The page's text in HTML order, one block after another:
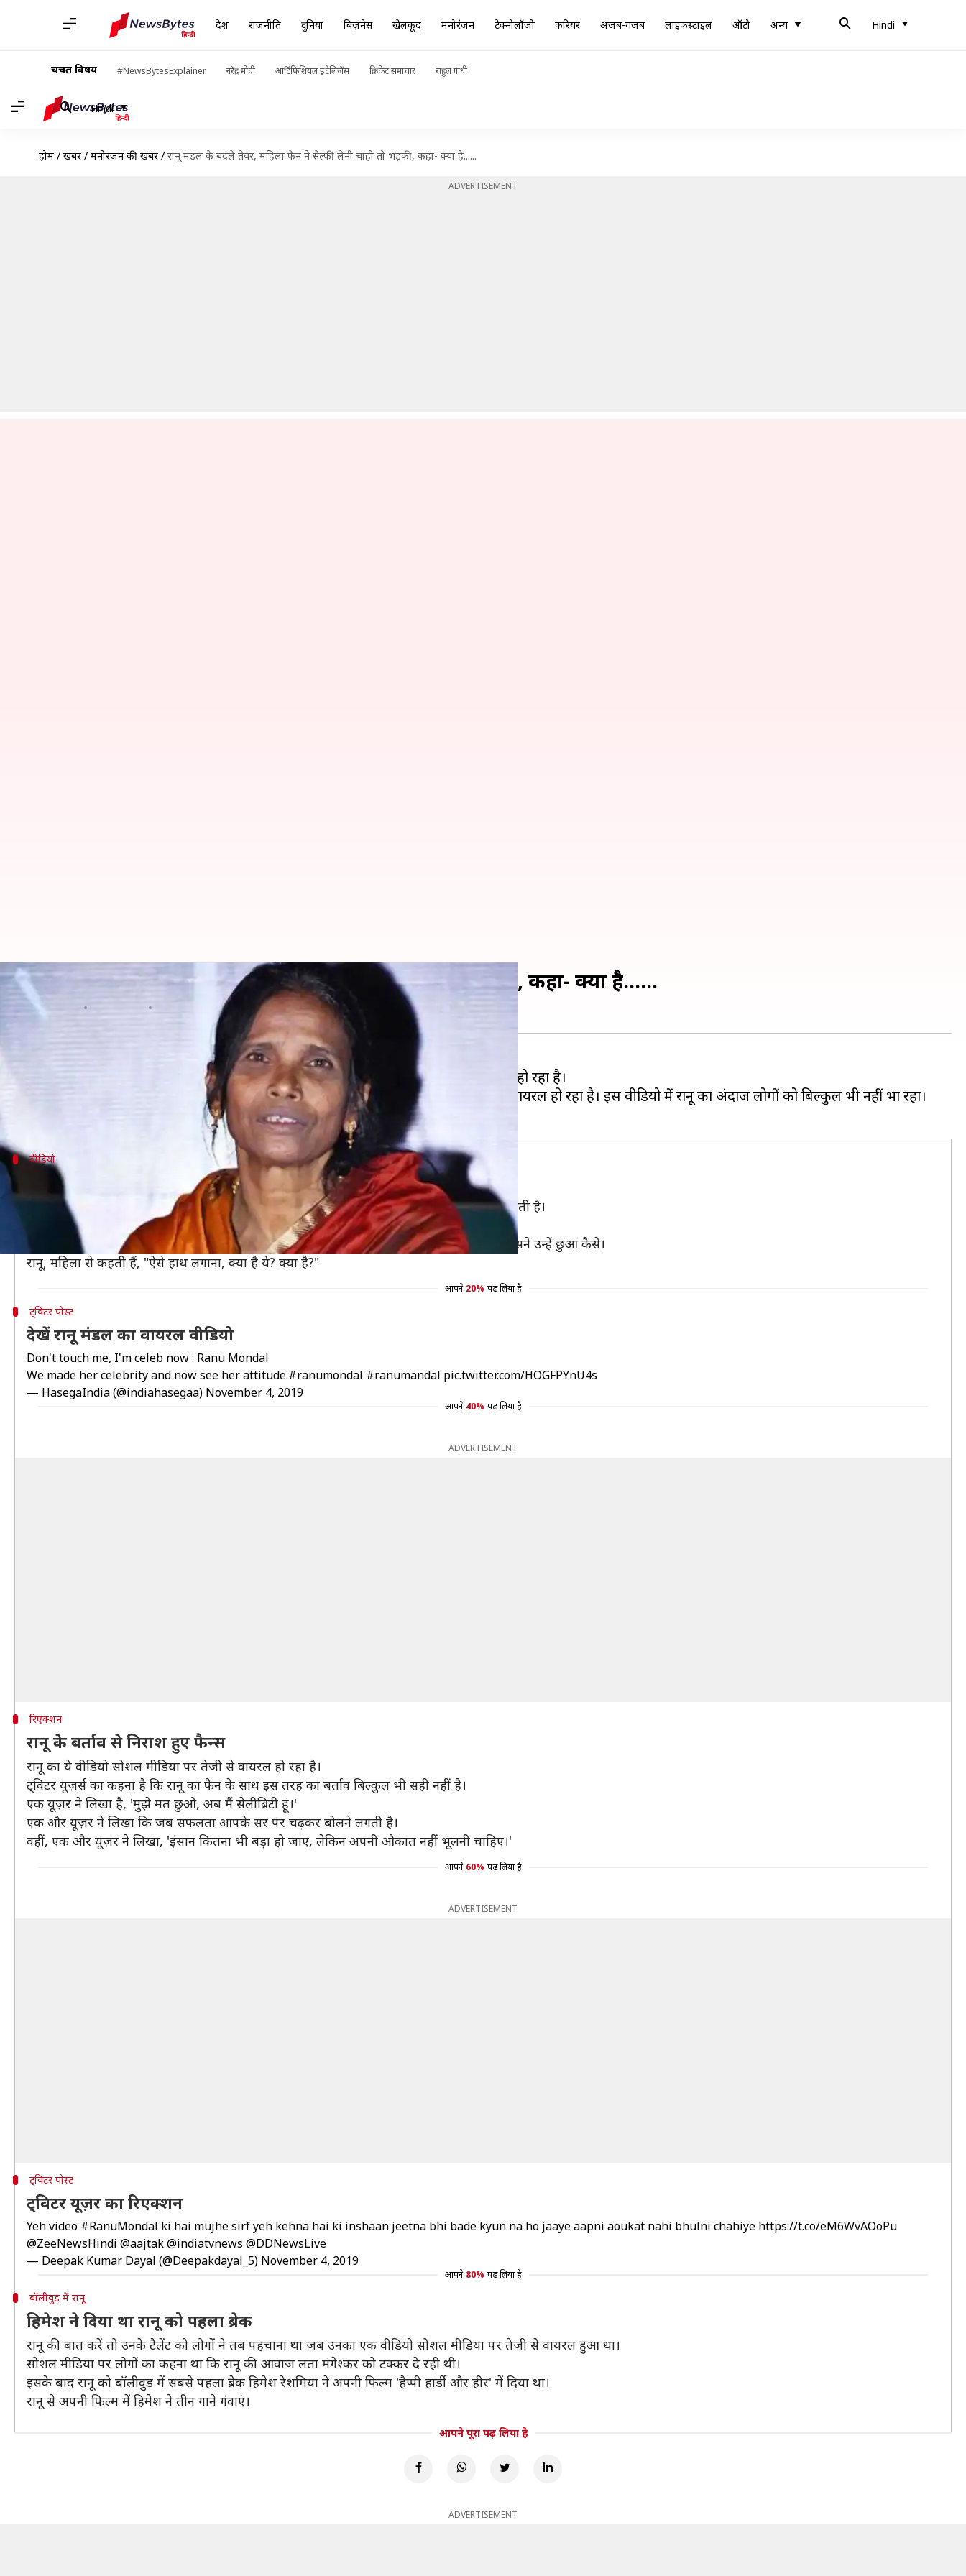
देश राजनीति दुनिया बिज़नेस खेलकूद मनोरंजन टेक्नोलॉजी करियर अजब-गजब लाइफस्टाइल ऑटो अन्य Hindi
चर्चित विषय #NewsBytesExplainer नरेंद्र मोदी आर्टिफिशियल इंटेलिजेंस क्रिकेट समाचार राहुल गांधी
Hindi
होम / खबरें / मनोरंजन की खबरें / रानू मंडल के बदले तेवर, महिला फैन ने सेल्फी लेनी चाही तो भड़की, कहा- क्या है......
ADVERTISEMENT
रानू मंडल के बदले तेवर, महिला फैन ने सेल्फी लेनी चाही तो भड़की, कहा- क्या है......
स्वाति पाण्डेय
कई बार स्टारडम के नशे में इंसान बदल जाता है। ऐसा ही कुछ इंटरनेट सेंसेशन रानू मंडल के साथ भी हो रहा है।
अपने गाने से करोड़ों लोगों का दिल जीत चुकी रानू का एक और वीडियो सोशल मीडिया पर तेजी से वायरल हो रहा है। इस वीडियो में रानू का अंदाज लोगों को बिल्कुल भी नहीं भा रहा।
वीडियो
महिला फैन पर भड़कीं रानू
वायरल हो रहे वीडियो में रानू, मार्केट में कुछ खरीदती हुईं दिख रहीं हैं। तभी उनके पास एक महिला फैन आती है।
महिला फैन रानू से सेल्फी के लिए कहती है और हाथ से पकड़ कर फोटो खींचने की तैयारी करती है।
इस पर रानू, महिला फैन पर भड़क जाती हैं। रानू, महिला पर गुस्सा होते हुए दिखती हैं और कहती हैं कि उसने उन्हें छुआ कैसे।
रानू, महिला से कहती हैं, "ऐसे हाथ लगाना, क्या है ये? क्या है?"
आपने 20% पढ़ लिया है
ट्विटर पोस्ट
देखें रानू मंडल का वायरल वीडियो
Don't touch me, I'm celeb now : Ranu Mondal
We made her celebrity and now see her attitude.#ranumondal #ranumandal pic.twitter.com/HOGFPYnU4s
— HasegaIndia (@indiahasegaa) November 4, 2019
आपने 40% पढ़ लिया है
ADVERTISEMENT
रिएक्शन
रानू के बर्ताव से निराश हुए फैन्स
रानू का ये वीडियो सोशल मीडिया पर तेजी से वायरल हो रहा है।
ट्विटर यूज़र्स का कहना है कि रानू का फैन के साथ इस तरह का बर्ताव बिल्कुल भी सही नहीं है।
एक यूज़र ने लिखा है, 'मुझे मत छुओ, अब मैं सेलीब्रिटी हूं।'
एक और यूज़र ने लिखा कि जब सफलता आपके सर पर चढ़कर बोलने लगती है।
वहीं, एक और यूज़र ने लिखा, 'इंसान कितना भी बड़ा हो जाए, लेकिन अपनी औकात नहीं भूलनी चाहिए।'
आपने 60% पढ़ लिया है
ADVERTISEMENT
ट्विटर पोस्ट
ट्विटर यूज़र का रिएक्शन
Yeh video #RanuMondal ki hai mujhe sirf yeh kehna hai ki inshaan jeetna bhi bade kyun na ho jaaye aapni aoukat nahi bhulni chahiye https://t.co/eM6WvAOoPu
@ZeeNewsHindi @aajtak@indiatvnews @DDNewsLive
— Deepak Kumar Dayal (@Deepakdayal_5) November 4, 2019
आपने 80% पढ़ लिया है
बॉलीवुड में रानू
हिमेश ने दिया था रानू को पहला ब्रेक
रानू की बात करें तो उनके टैलेंट को लोगों ने तब पहचाना था जब उनका एक वीडियो सोशल मीडिया पर तेजी से वायरल हुआ था।
सोशल मीडिया पर लोगों का कहना था कि रानू की आवाज लता मंगेश्कर को टक्कर दे रही थी।
इसके बाद रानू को बॉलीवुड में सबसे पहला ब्रेक हिमेश रेशमिया ने अपनी फिल्म 'हैप्पी हार्डी और हीर' में दिया था।
रानू से अपनी फिल्म में हिमेश ने तीन गाने गंवाएं।
आपने पूरा पढ़ लिया है
ADVERTISEMENT